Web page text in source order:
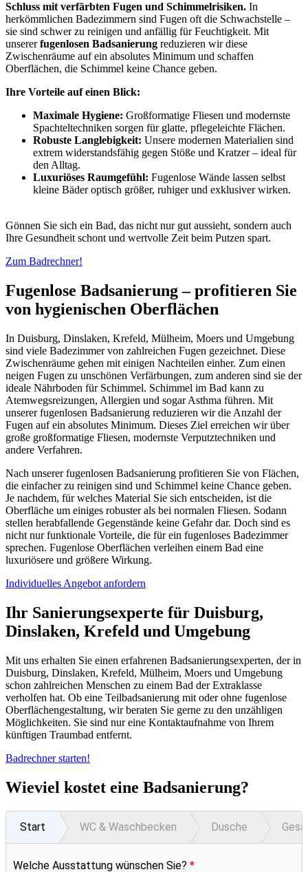
Schluss mit verfärbten Fugen und Schimmelrisiken. In
herkömmlichen Badezimmern sind Fugen oft die Schwachstelle –
sie sind schwer zu reinigen und anfällig für Feuchtigkeit. Mit
unsererfugenlosen Badsanierung reduzieren wir diese
Zwischenräume auf ein absolutes Minimum und schaffen
Oberflächen, die Schimmel keine Chance geben.
Ihre Vorteile auf einen Blick:
Maximale Hygiene: Großformatige Fliesen und modernste
Spachteltechniken sorgen für glatte, pflegeleichte Flächen.
Robuste Langlebigkeit: Unsere modernen Materialien sind
extrem widerstandsfähig gegen Stöße und Kratzer – ideal für
den Alltag.
Luxuriöses Raumgefühl: Fugenlose Wände lassen selbst
kleine Bäder optisch größer, ruhiger und exklusiver wirken.
Gönnen Sie sich ein Bad, das nicht nur gut aussieht, sondern auch
Ihre Gesundheit schont und wertvolle Zeit beim Putzen spart.
Zum Badrechner!
Fugenlose Badsanierung – profitieren Sie
von hygienischen Oberflächen
In Duisburg, Dinslaken, Krefeld, Mülheim, Moers und Umgebung
sind viele Badezimmer von zahlreichen Fugen gezeichnet. Diese
Zwischenräume gehen mit einigen Nachteilen einher. Zum einen
neigen Fugen zu unschönen Verfärbungen, zum anderen sind sie der
ideale Nährboden für Schimmel. Schimmel im Bad kann zu
Atemwegsreizungen, Allergien und sogar Asthma führen. Mit
unserer fugenlosen Badsanierung reduzieren wir die Anzahl der
Fugen auf ein absolutes Minimum. Dieses Ziel erreichen wir über
große großformatige Fliesen, modernste Verputztechniken und
andere Verfahren.
Nach unserer fugenlosen Badsanierung profitieren Sie von Flächen,
die einfacher zu reinigen sind und Schimmel keine Chance geben.
Je nachdem, für welches Material Sie sich entscheiden, ist die
Oberfläche um einiges robuster als bei normalen Fliesen. Sodann
stellen herabfallende Gegenstände keine Gefahr dar. Doch sind es
nicht nur funktionale Vorteile, die für ein fugenloses Badezimmer
sprechen. Fugenlose Oberflächen verleihen einem Bad eine
luxuriösere und größere Wirkung.
Individuelles Angebot anfordern
Ihr Sanierungsexperte für Duisburg,
Dinslaken, Krefeld und Umgebung
Mit uns erhalten Sie einen erfahrenen Badsanierungsexperten, der in
Duisburg, Dinslaken, Krefeld, Mülheim, Moers und Umgebung
schon zahlreichen Menschen zu einem Bad der Extraklasse
verholfen hat. Ob eine Teilbadsanierung mit oder ohne fugenlose
Oberflächengestaltung, wir beraten Sie gerne zu den unzähligen
Möglichkeiten. Sie sind nur eine Kontaktaufnahme von Ihrem
künftigen Traumbad entfernt.
Badrechner starten!
Wieviel kostet eine Badsanierung?